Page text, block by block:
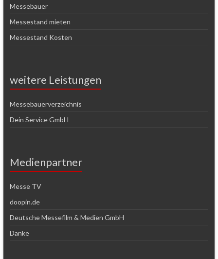
Messebauer
Messestand mieten
Messestand Kosten
weitere Leistungen
Messebauerverzeichnis
Dein Service GmbH
Medienpartner
Messe TV
doopin.de
Deutsche Messefilm & Medien GmbH
Danke